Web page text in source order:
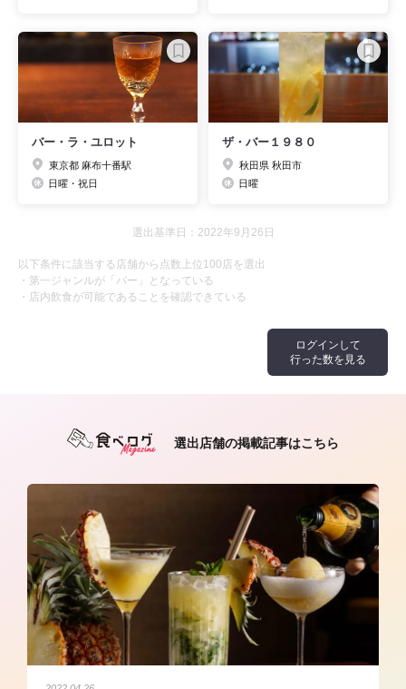
ログインして
行った数を見る
バー・ラ・ユロット
東京都 麻布十番駅
日曜・祝日
ザ・バー１９８０
秋田県 秋田市
日曜
選出基準日：2022年9月26日
以下条件に該当する店舗から点数上位100店を選出
・第一ジャンルが「バー」となっている
・店内飲食が可能であることを確認できている
選出店舗の掲載記事はこちら